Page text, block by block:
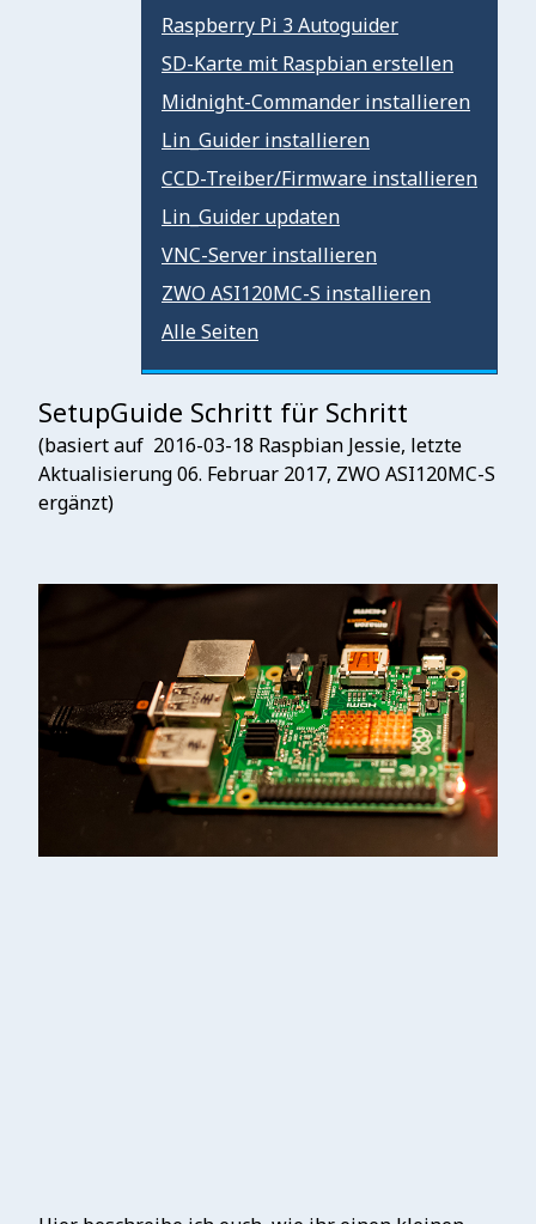
Raspberry Pi 3 Autoguider
SD-Karte mit Raspbian erstellen
Midnight-Commander installieren
Lin_Guider installieren
CCD-Treiber/Firmware installieren
Lin_Guider updaten
VNC-Server installieren
ZWO ASI120MC-S installieren
Alle Seiten
SetupGuide Schritt für Schritt
(basiert auf 2016-03-18 Raspbian Jessie, letzte
Aktualisierung 06. Februar 2017, ZWO ASI120MC-S
ergänzt)